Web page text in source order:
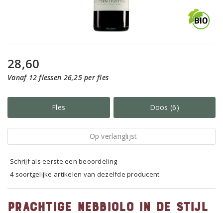
28,60
Vanaf 12 flessen 26,25 per fles
Fles Doos (6)
Op verlanglijst
Schrijf als eerste een beoordeling
4 soortgelijke artikelen van dezelfde producent
Prachtige Nebbiolo in de stijl